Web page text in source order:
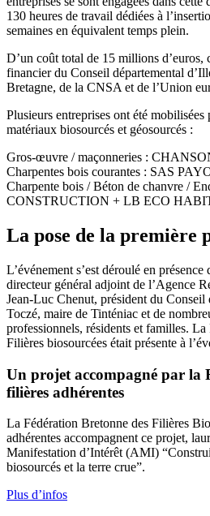
130 heures de travail dédiées à
semaines en équivalent temps plein.
D’un coût total de 15 millions d’euros,
financier du Conseil départemental
Bretagne, de la CNSA et de l’Union
Plusieurs entreprises ont été
matériaux biosourcés et géosourcés :
Gros-œuvre / maçonneries :
Charpentes bois courantes : SAS
Charpente bois / Béton de chanvre /
CONSTRUCTION + LB ECO
La pose de la première
L’événement s’est déroulé en
directeur général adjoint de l’Agence
Jean-Luc Chenut, président du Conseil
Toczé, maire de Tinténiac et de
professionnels, résidents et familles.
Filières biosourcées était présente à
Un projet accompagné par la
filières adhérentes
La Fédération Bretonne des Filières
adhérentes accompagnent ce projet,
Manifestation d’Intérêt (AMI)
biosourcés et la terre crue”.
Plus d’infos